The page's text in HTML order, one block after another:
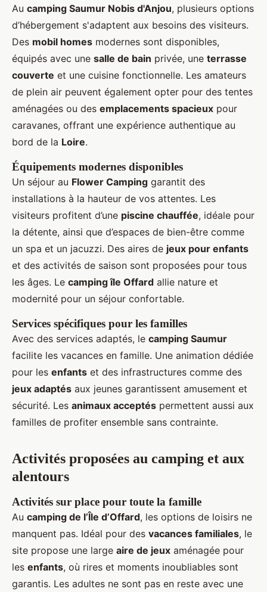
Au camping Saumur Nobis d'Anjou, plusieurs options
d’hébergement s'adaptent aux besoins des visiteurs.
Des mobil homes modernes sont disponibles,
équipés avec une salle de bain privée, une terrasse
couverte et une cuisine fonctionnelle. Les amateurs
de plein air peuvent également opter pour des tentes
aménagées ou des emplacements spacieux pour
caravanes, offrant une expérience authentique au
bord de la Loire.
Équipements modernes disponibles
Un séjour au Flower Camping garantit des
installations à la hauteur de vos attentes. Les
visiteurs profitent d’une piscine chauffée, idéale pour
la détente, ainsi que d’espaces de bien-être comme
un spa et un jacuzzi. Des aires de jeux pour enfants
et des activités de saison sont proposées pour tous
les âges. Le camping île Offard allie nature et
modernité pour un séjour confortable.
Services spécifiques pour les familles
Avec des services adaptés, le camping Saumur
facilite les vacances en famille. Une animation dédiée
pour les enfants et des infrastructures comme des
jeux adaptés aux jeunes garantissent amusement et
sécurité. Les animaux acceptés permettent aussi aux
familles de profiter ensemble sans contrainte.
Activités proposées au camping et aux
alentours
Activités sur place pour toute la famille
Au camping de l’Île d’Offard, les options de loisirs ne
manquent pas. Idéal pour des vacances familiales, le
site propose une large aire de jeux aménagée pour
les enfants, où rires et moments inoubliables sont
garantis. Les adultes ne sont pas en reste avec une